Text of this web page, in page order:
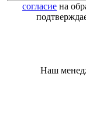
согласие на
Наш